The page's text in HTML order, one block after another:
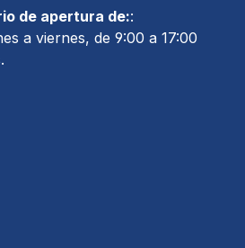
de apertura de::
a viernes, de 9:00 a 17:00